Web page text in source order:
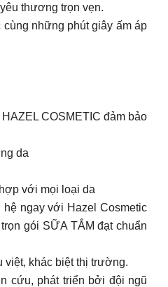
thương trọn vẹn.
những phút giây ấm áp
COSMETIC đảm bảo
da
với mọi loại da
ngay với Hazel Cosmetic
gói SỮA TẮM đạt chuẩn
việt, khác biệt thị trường.
cứu, phát triển bởi đội ngũ